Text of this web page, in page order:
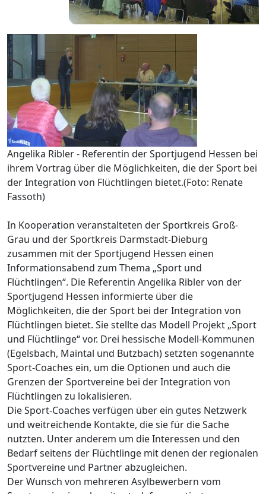
Angelika Ribler - Referentin der Sportjugend Hessen bei
ihrem Vortrag über die Möglichkeiten, die der Sport bei
der Integration von Flüchtlingen bietet.(Foto: Renate
Fassoth)
In Kooperation veranstalteten der Sportkreis Groß-
Grau und der Sportkreis Darmstadt-Dieburg
zusammen mit der Sportjugend Hessen einen
Informationsabend zum Thema „Sport und
Flüchtlingen“. Die Referentin Angelika Ribler von der
Sportjugend Hessen informierte über die
Möglichkeiten, die der Sport bei der Integration von
Flüchtlingen bietet. Sie stellte das Modell Projekt „Sport
und Flüchtlinge“ vor. Drei hessische Modell-Kommunen
(Egelsbach, Maintal und Butzbach) setzten sogenannte
Sport-Coaches ein, um die Optionen und auch die
Grenzen der Sportvereine bei der Integration von
Flüchtlingen zu lokalisieren.
Die Sport-Coaches verfügen über ein gutes Netzwerk
und weitreichende Kontakte, die sie für die Sache
nutzten. Unter anderem um die Interessen und den
Bedarf seitens der Flüchtlinge mit denen der regionalen
Sportvereine und Partner abzugleichen.
Der Wunsch von mehreren Asylbewerbern vom